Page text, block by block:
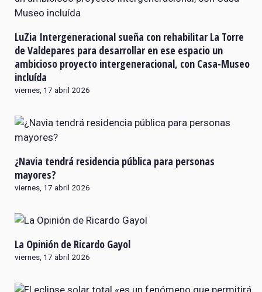
LuZia Intergeneracional sueña con rehabilitar La Torre
de Valdepares para desarrollar en ese espacio un
ambicioso proyecto intergeneracional, con Casa-Museo
incluída
viernes, 17 abril 2026
¿Navia tendrá residencia pública para personas
mayores?
viernes, 17 abril 2026
La Opinión de Ricardo Gayol
viernes, 17 abril 2026